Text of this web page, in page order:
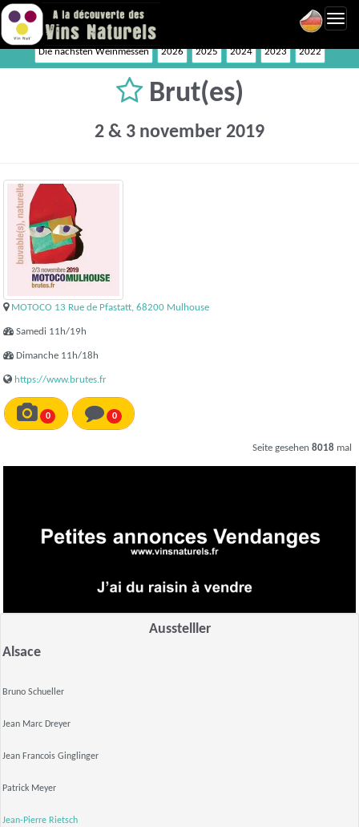
Die nächsten Weinmessen 2026 2025 2024 2023 2022
Brut(es)
2 & 3 november 2019
MOTOCO 13 Rue de Pfastatt, 68200 Mulhouse
Samedi 11h/19h
Dimanche 11h/18h
https://www.brutes.fr
0 0
Seite gesehen 8018 mal
Ausstelller
Alsace
Bruno Schueller
Jean Marc Dreyer
Jean Francois Ginglinger
Patrick Meyer
Jean-Pierre Rietsch